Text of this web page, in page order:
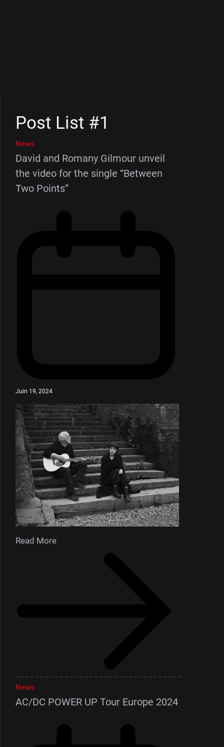
Post List #1
News
David and Romany Gilmour unveil
the video for the single “Between
Two Points”
Juin 19, 2024
Read More
News
AC/DC POWER UP Tour Europe 2024